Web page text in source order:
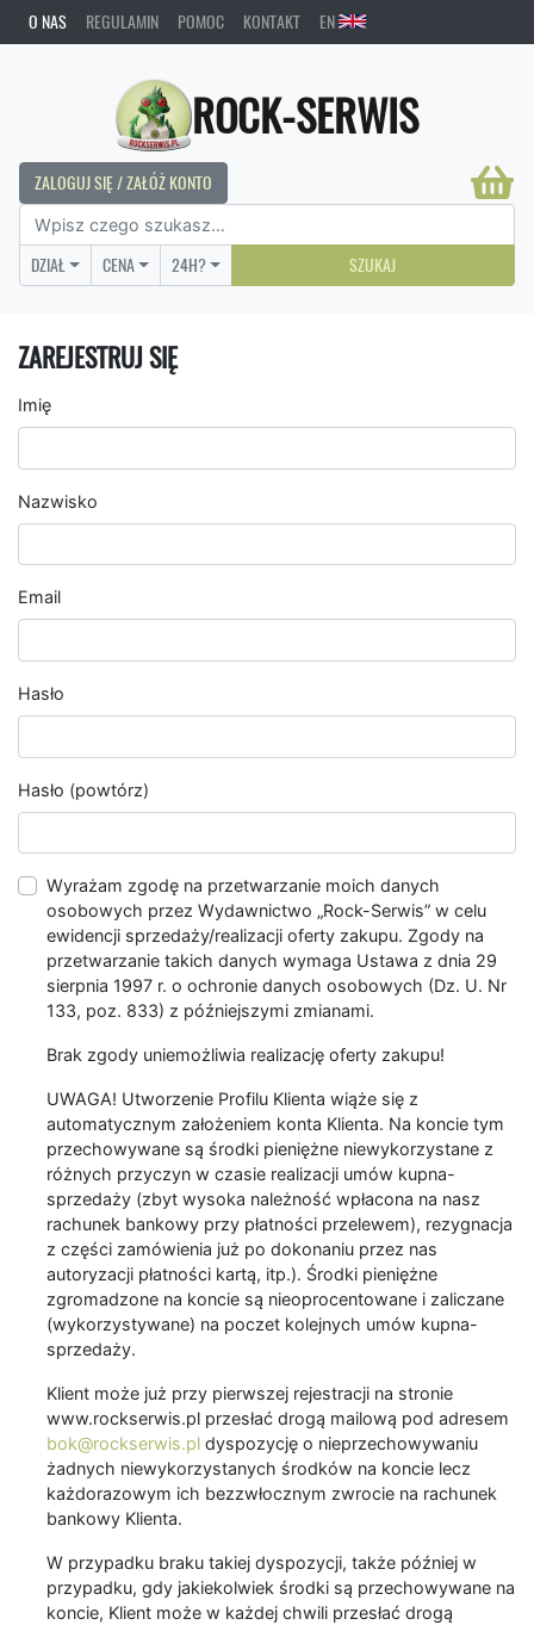
O NAS REGULAMIN POMOC KONTAKT EN
ROCK-SERWIS
ZALOGUJ SIĘ / ZAŁÓŻ KONTO
DZIAŁ CENA 24H? SZUKAJ
ZAREJESTRUJ SIĘ
Imię
Nazwisko
Email
Hasło
Hasło (powtórz)
Wyrażam zgodę na przetwarzanie moich danych
osobowych przez Wydawnictwo „Rock-Serwis” w celu
ewidencji sprzedaży/realizacji oferty zakupu. Zgody na
przetwarzanie takich danych wymaga Ustawa z dnia 29
sierpnia 1997 r. o ochronie danych osobowych (Dz. U. Nr
133, poz. 833) z późniejszymi zmianami.
Brak zgody uniemożliwia realizację oferty zakupu!
UWAGA! Utworzenie Profilu Klienta wiąże się z
automatycznym założeniem konta Klienta. Na koncie tym
przechowywane są środki pieniężne niewykorzystane z
różnych przyczyn w czasie realizacji umów kupna-
sprzedaży (zbyt wysoka należność wpłacona na nasz
rachunek bankowy przy płatności przelewem), rezygnacja
z części zamówienia już po dokonaniu przez nas
autoryzacji płatności kartą, itp.). Środki pieniężne
zgromadzone na koncie są nieoprocentowane i zaliczane
(wykorzystywane) na poczet kolejnych umów kupna-
sprzedaży.
Klient może już przy pierwszej rejestracji na stronie
www.rockserwis.pl przesłać drogą mailową pod adresem
bok@rockserwis.pl dyspozycję o nieprzechowywaniu
żadnych niewykorzystanych środków na koncie lecz
każdorazowym ich bezzwłocznym zwrocie na rachunek
bankowy Klienta.
W przypadku braku takiej dyspozycji, także później w
przypadku, gdy jakiekolwiek środki są przechowywane na
koncie, Klient może w każdej chwili przesłać drogą